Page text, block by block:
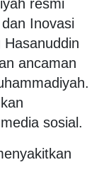
resmi
Inovasi
Hasanuddin
ancaman
sosial.